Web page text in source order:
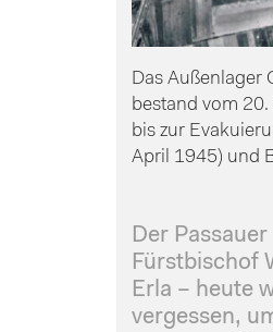
Das Außenlager
bestand vom
bis zur
April 1945) und
Der Passauer
Fürstbischof
Erla – heute
vergessen,